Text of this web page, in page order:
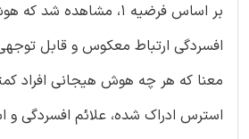
بر اساس فرضیه 1، مشاهده
افسردگی ارتباط معکوس و قابل
معنا که هر چه هوش هیجانی افراد
استرس ادراک شده، علائم افسردگی و